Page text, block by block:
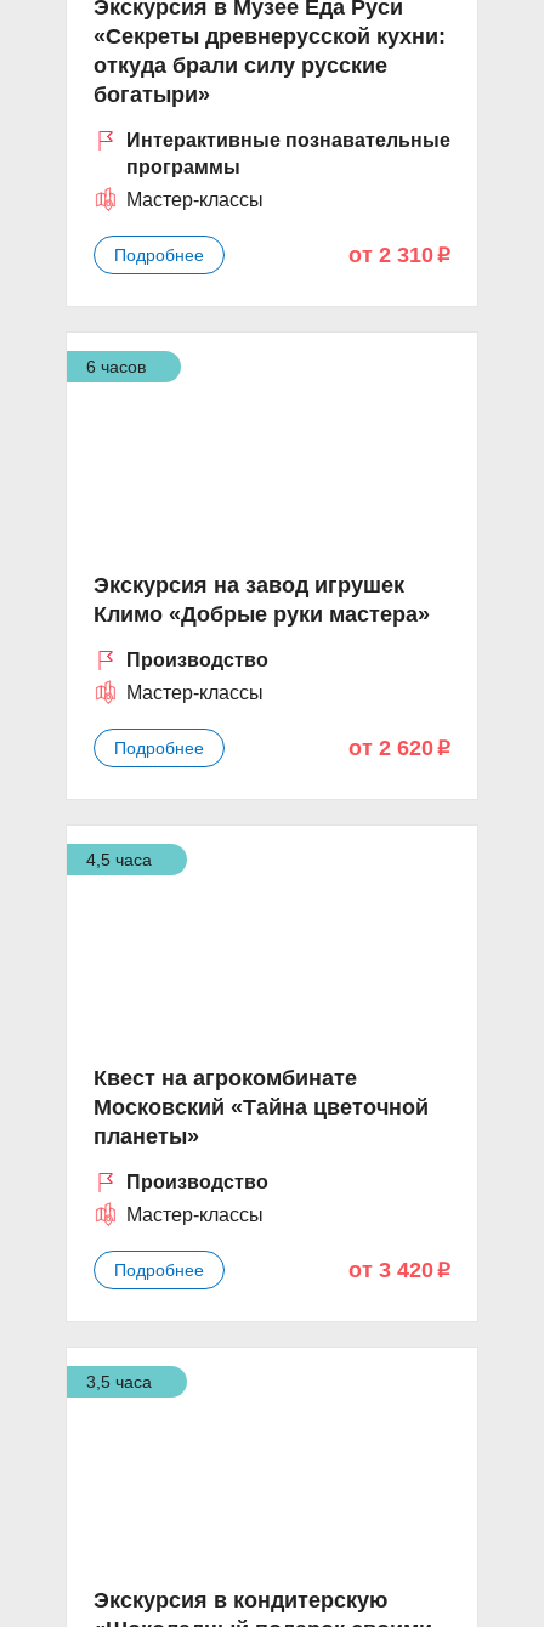
Экскурсия в Музее Еда Руси
«Секреты древнерусской кухни:
откуда брали силу русские
богатыри»
Интерактивные познавательные
программы
Мастер-классы
Подробнее от 2 310 p
6 часов
Экскурсия на завод игрушек
Климо «Добрые руки мастера»
Производство
Мастер-классы
Подробнее от 2 620 p
4,5 часа
Квест на агрокомбинате
Московский «Тайна цветочной
планеты»
Производство
Мастер-классы
Подробнее от 3 420 p
3,5 часа
Экскурсия в кондитерскую